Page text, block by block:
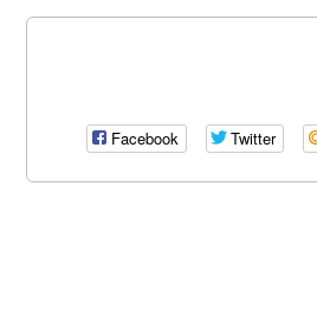
Facebook Twitter